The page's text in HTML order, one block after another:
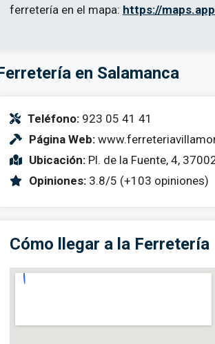
ferretería en el mapa: https://
en Salamanca
Teléfono:923 05 41 41
Página Web:
Ubicación:Pl. de la Fuente, 4,
Opiniones:3.8/5 (+103 opiniones)
Cómo llegar a la Ferretería